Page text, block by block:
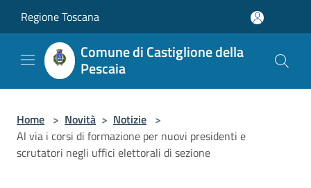
Regione Toscana
Comune di Castiglione della
Pescaia
Home > Novità > Notizie >
Al via i corsi di formazione per nuovi presidenti e
scrutatori negli uffici elettorali di sezione